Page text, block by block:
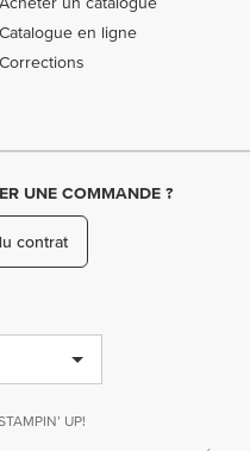
Catalogue en ligne
Corrections
UNE COMMANDE ?
contrat
UP!